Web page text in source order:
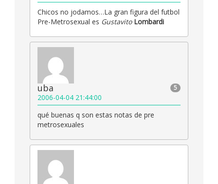
Chicos no jodamos…La gran figura del futbol
Pre-Metrosexual es Gustavito Lombardi
5
uba
2006-04-04 21:44:00
qué buenas q son estas notas de pre
metrosexuales